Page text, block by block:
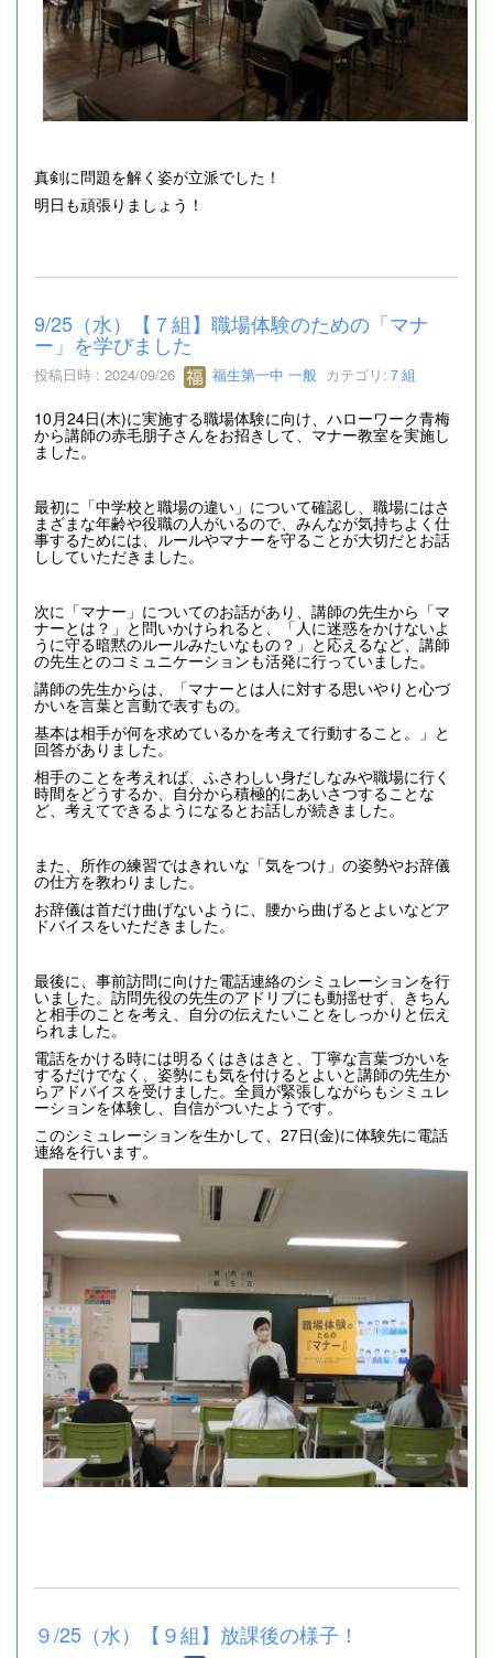
真剣に問題を解く姿が立派でした！
明日も頑張りましょう！
9/25（水）【７組】職場体験のための「マナ
ー」を学びました
投稿日時 : 2024/09/26 福生第一中 一般 カテゴリ: ７組
10月24日(木)に実施する職場体験に向け、ハローワーク青梅
から講師の赤毛朋子さんをお招きして、マナー教室を実施し
ました。
最初に「中学校と職場の違い」について確認し、職場にはさ
まざまな年齢や役職の人がいるので、みんなが気持ちよく仕
事するためには、ルールやマナーを守ることが大切だとお話
ししていただきました。
次に「マナー」についてのお話があり、講師の先生から「マ
ナーとは？」と問いかけられると、「人に迷惑をかけないよ
うに守る暗黙のルールみたいなもの？」と応えるなど、講師
の先生とのコミュニケーションも活発に行っていました。
講師の先生からは、「マナーとは人に対する思いやりと心づ
かいを言葉と言動で表すもの。
基本は相手が何を求めているかを考えて行動すること。」と
回答がありました。
相手のことを考えれば、ふさわしい身だしなみや職場に行く
時間をどうするか、自分から積極的にあいさつすることな
ど、考えてできるようになるとお話しが続きました。
また、所作の練習ではきれいな「気をつけ」の姿勢やお辞儀
の仕方を教わりました。
お辞儀は首だけ曲げないように、腰から曲げるとよいなどア
ドバイスをいただきました。
最後に、事前訪問に向けた電話連絡のシミュレーションを行
いました。訪問先役の先生のアドリブにも動揺せず、きちん
と相手のことを考え、自分の伝えたいことをしっかりと伝え
られました。
電話をかける時には明るくはきはきと、丁寧な言葉づかいを
するだけでなく、姿勢にも気を付けるとよいと講師の先生か
らアドバイスを受けました。全員が緊張しながらもシミュレ
ーションを体験し、自信がついたようです。
このシミュレーションを生かして、27日(金)に体験先に電話
連絡を行います。
９/25（水）【９組】放課後の様子！